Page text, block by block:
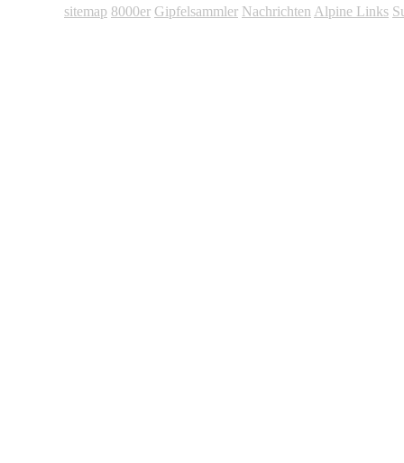
sitemap 8000er Gipfelsammler Nachrichten Alpine Links